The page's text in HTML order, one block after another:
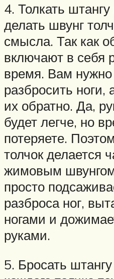
4. Толкать
делать швунг
смысла. Так как
включают в себя
время. Вам
разбросить ноги,
их обратно. Да,
будет легче, но
потеряете.
толчок делается
жимовым
просто
разброса ног,
ногами и
руками.
5. Бросать